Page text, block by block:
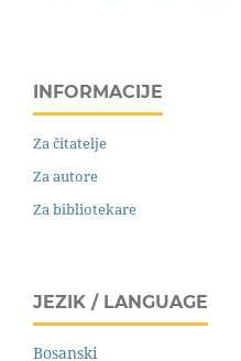
INFORMACIJE
Za čitatelje
Za autore
Za bibliotekare
JEZIK / LANGUAGE
Bosanski